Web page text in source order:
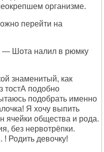
организме.
перейти на
— Шота налил в рюмку
знаменитый, как
тостА подобно
подобрать именно
Я хочу выпить
ячейки общества и рода.
без нервотрёпки.
! Родить девочку!